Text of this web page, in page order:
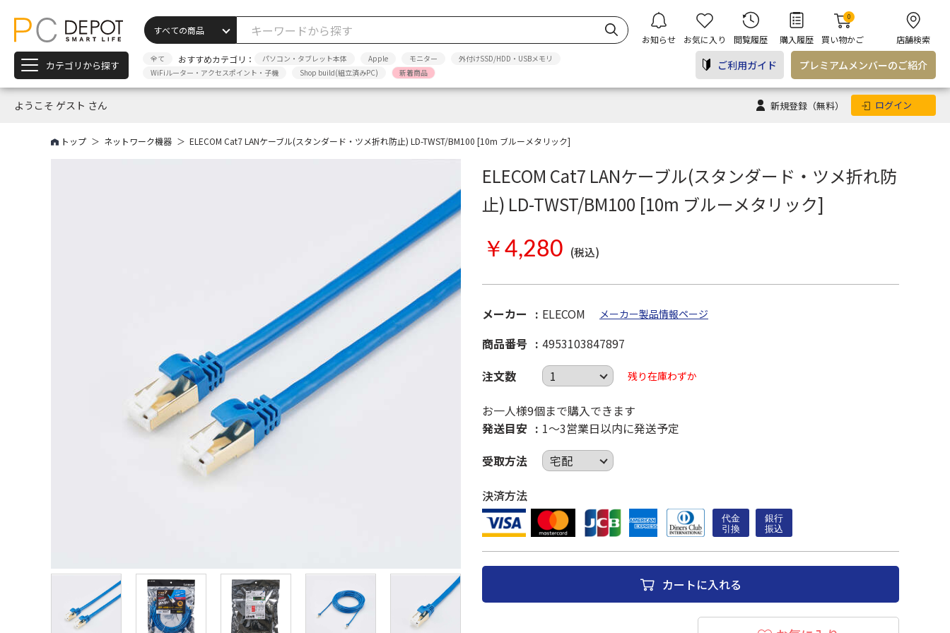
お知らせ お気に入り 閲覧履歴 購入履歴 買い物かご
0
店舗検索
カテゴリから探す 全て おすすめカテゴリ： パソコン・タブレット本体 Apple モニター
外付けSSD/HDD・USBメモリ
WiFiルーター・アクセスポイント・子機
Shop build(組立済みPC) 新着商品
ご利用ガイド プレミアム メンバーのご紹介
ようこそ ゲスト さん 新規登録 （無料） ログイン
トップ ネットワーク機器 ELECOM Cat7 LANケーブル(スタンダード・ツメ折れ防止) LD-TWST/BM100 [10m ブルーメタリック]
ELECOM Cat7 LANケーブル(スタンダード・ツメ折れ防
止) LD-TWST/BM100 [10m ブルーメタリック]
￥4,280 (税込)
メーカー ELECOM メーカー製品情報ページ
商品番号
4953103847897
注文数
残り在庫わずか
お一人様9個まで購入できます
発送目安
1～3営業日以内に発送予定
受取方法
決済方法
カートに入れる